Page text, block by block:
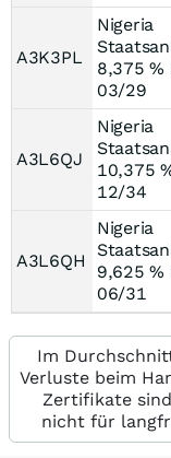
A3K3PL
Nigeria
8,375 %
03/29
A3L6QJ
Nigeria
10,375
12/34
A3L6QH
Nigeria
9,625 %
06/31
Im
Verluste beim
Zertifikate
nicht für